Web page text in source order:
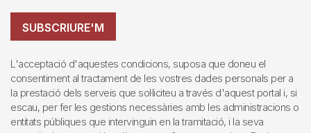
SUBSCRIURE'M
L'acceptació d'aquestes condicions, suposa que doneu el
consentiment al tractament de les vostres dades personals per a
la prestació dels serveis que sol·liciteu a través d'aquest portal i, si
escau, per fer les gestions necessàries amb les administracions o
entitats públiques que intervinguin en la tramitació, i la seva